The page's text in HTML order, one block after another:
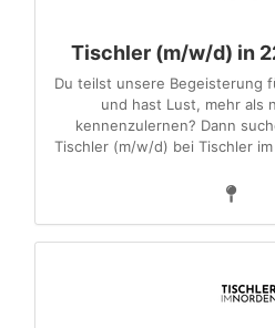
Tischler (m/w/d) in
Du teilst unsere Begeisterung
und hast Lust, mehr als
kennenzulernen? Dann
Tischler (m/w/d) bei Tischler im